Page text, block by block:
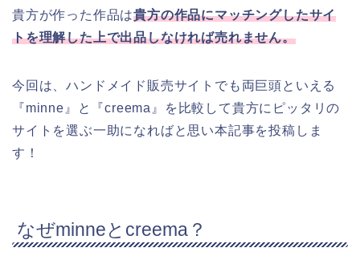
貴方が作った作品は貴方の作品にマッチングしたサイ
トを理解した上で出品しなければ売れません。
今回は、ハンドメイド販売サイトでも両巨頭といえる
『minne』と『creema』を比較して貴方にピッタリの
サイトを選ぶ一助になればと思い本記事を投稿しま
す！
なぜminneとcreema？